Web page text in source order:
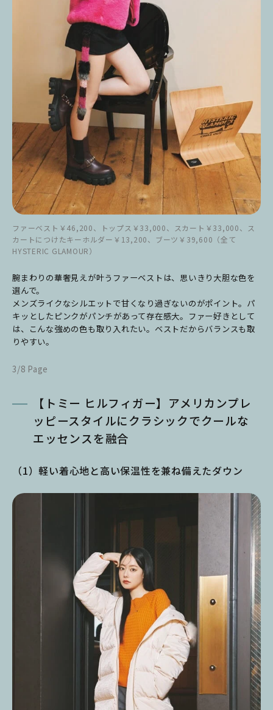
ファーベスト￥46,200、トップス￥33,000、スカート￥33,000、ス
カートにつけたキーホルダー￥13,200、ブーツ￥39,600（全て
HYSTERIC GLAMOUR）
腕まわりの華奢見えが叶うファーベストは、思いきり大胆な色を
選んで。
メンズライクなシルエットで甘くなり過ぎないのがポイント。パ
キッとしたピンクがパンチがあって存在感大。ファー好きとして
は、こんな強めの色も取り入れたい。ベストだからバランスも取
りやすい。
3/8 Page
【トミー ヒルフィガー】アメリカンプレ
ッピースタイルにクラシックでクールな
エッセンスを融合
（1）軽い着心地と高い保温性を兼ね備えたダウン